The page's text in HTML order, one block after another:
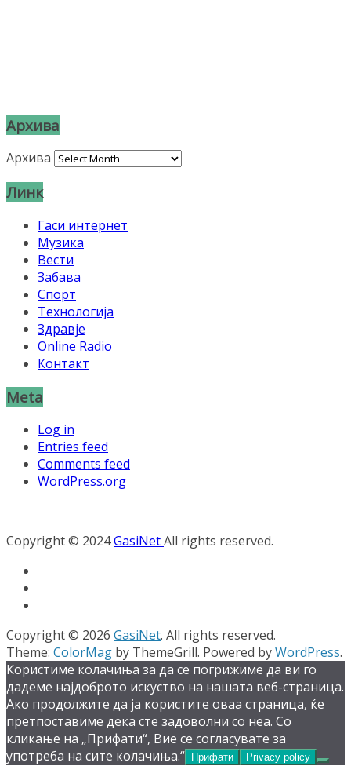
Архива
Архива
Линк
Гаси интернет
Музика
Вести
Забава
Спорт
Технологија
Здравје
Online Radio
Контакт
Meta
Log in
Entries feed
Comments feed
WordPress.org
Copyright © 2024GasiNetAll rights reserved.
Copyright © 2026 GasiNet. All rights reserved.
Theme: ColorMag by ThemeGrill. Powered byWordPress.
Користиме колачиња за да се погрижиме да ви го
дадеме најдоброто искуство на нашата веб-страница.
Ако продолжите да ја користите оваа страница, ќе
претпоставиме дека сте задоволни со неа. Со
кликање на „Прифати“, Вие се согласувате за
употреба на сите колачиња.“
Прифати Privacy policy